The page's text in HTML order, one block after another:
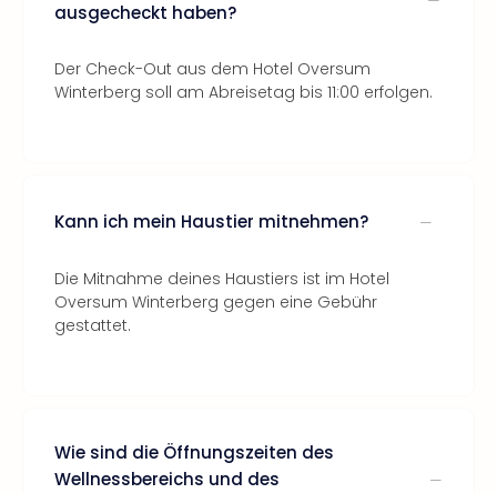
ausgecheckt haben?
Der Check-Out aus dem Hotel Oversum
Winterberg soll am Abreisetag bis 11:00 erfolgen.
Kann ich mein Haustier mitnehmen?
Die Mitnahme deines Haustiers ist im Hotel
Oversum Winterberg gegen eine Gebühr
gestattet.
Wie sind die Öffnungszeiten des
Wellnessbereichs und des